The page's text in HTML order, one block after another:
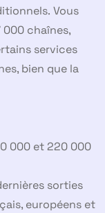
Vous
chaînes,
services
bien que la
000 et 220 000
sorties
européens et